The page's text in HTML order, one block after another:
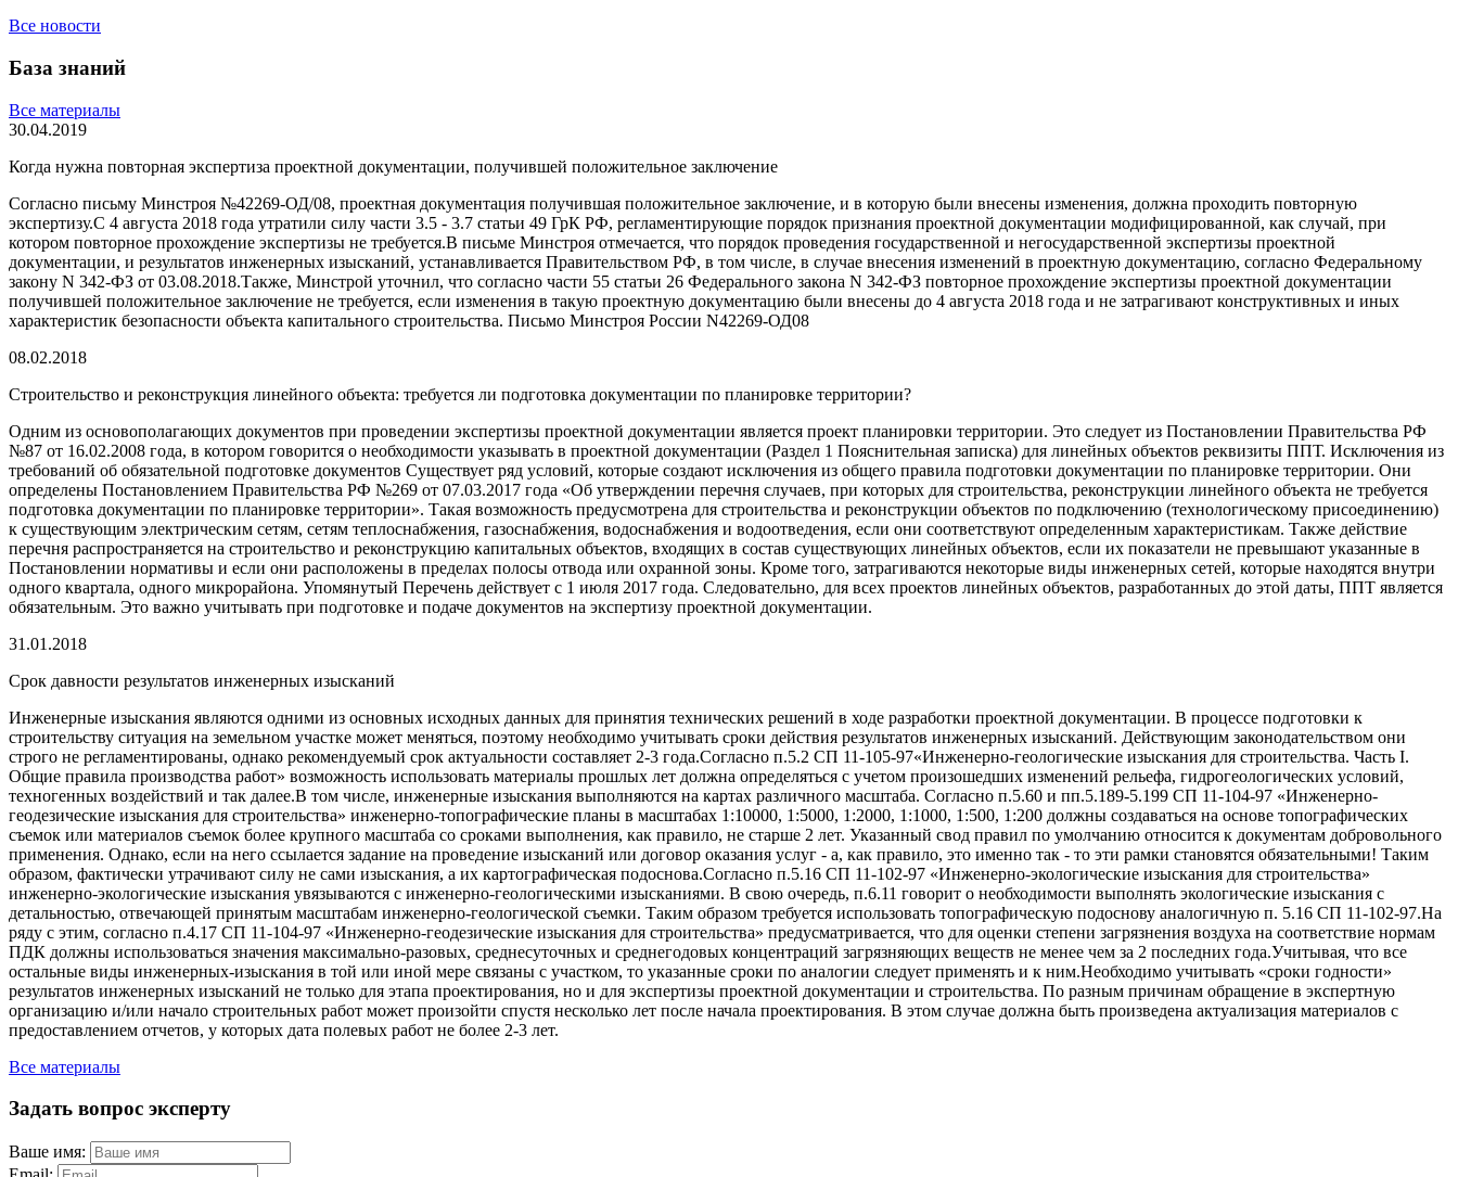
Все новости
База знаний
Все материалы
30.04.2019
Когда нужна повторная экспертиза проектной документации, получившей положительное заключение
Согласно письму Минстроя №42269-ОД/08, проектная документация получившая положительное заключение, и в которую были внесены изменения, должна проходить повторную
экспертизу.С 4 августа 2018 года утратили силу части 3.5 - 3.7 статьи 49 ГрК РФ, регламентирующие порядок признания проектной документации модифицированной, как случай, при
котором повторное прохождение экспертизы не требуется.В письме Минстроя отмечается, что порядок проведения государственной и негосударственной экспертизы проектной
документации, и результатов инженерных изысканий, устанавливается Правительством РФ, в том числе, в случае внесения изменений в проектную документацию, согласно Федеральному
закону N 342-ФЗ от 03.08.2018.Также, Минстрой уточнил, что согласно части 55 статьи 26 Федерального закона N 342-ФЗ повторное прохождение экспертизы проектной документации
получившей положительное заключение не требуется, если изменения в такую проектную документацию были внесены до 4 августа 2018 года и не затрагивают конструктивных и иных
характеристик безопасности объекта капитального строительства. Письмо Минстроя России N42269-ОД08
08.02.2018
Строительство и реконструкция линейного объекта: требуется ли подготовка документации по планировке территории?
Одним из основополагающих документов при проведении экспертизы проектной документации является проект планировки территории. Это следует из Постановлении Правительства РФ
№87 от 16.02.2008 года, в котором говорится о необходимости указывать в проектной документации (Раздел 1 Пояснительная записка) для линейных объектов реквизиты ППТ. Исключения из
требований об обязательной подготовке документов Существует ряд условий, которые создают исключения из общего правила подготовки документации по планировке территории. Они
определены Постановлением Правительства РФ №269 от 07.03.2017 года «Об утверждении перечня случаев, при которых для строительства, реконструкции линейного объекта не требуется
подготовка документации по планировке территории». Такая возможность предусмотрена для строительства и реконструкции объектов по подключению (технологическому присоединению)
к существующим электрическим сетям, сетям теплоснабжения, газоснабжения, водоснабжения и водоотведения, если они соответствуют определенным характеристикам. Также действие
перечня распространяется на строительство и реконструкцию капитальных объектов, входящих в состав существующих линейных объектов, если их показатели не превышают указанные в
Постановлении нормативы и если они расположены в пределах полосы отвода или охранной зоны. Кроме того, затрагиваются некоторые виды инженерных сетей, которые находятся внутри
одного квартала, одного микрорайона. Упомянутый Перечень действует с 1 июля 2017 года. Следовательно, для всех проектов линейных объектов, разработанных до этой даты, ППТ является
обязательным. Это важно учитывать при подготовке и подаче документов на экспертизу проектной документации.
31.01.2018
Срок давности результатов инженерных изысканий
Инженерные изыскания являются одними из основных исходных данных для принятия технических решений в ходе разработки проектной документации. В процессе подготовки к
строительству ситуация на земельном участке может меняться, поэтому необходимо учитывать сроки действия результатов инженерных изысканий. Действующим законодательством они
строго не регламентированы, однако рекомендуемый срок актуальности составляет 2-3 года.Согласно п.5.2 СП 11-105-97«Инженерно-геологические изыскания для строительства. Часть I.
Общие правила производства работ» возможность использовать материалы прошлых лет должна определяться с учетом произошедших изменений рельефа, гидрогеологических условий,
техногенных воздействий и так далее.В том числе, инженерные изыскания выполняются на картах различного масштаба. Согласно п.5.60 и пп.5.189-5.199 СП 11-104-97 «Инженерно-
геодезические изыскания для строительства» инженерно-топографические планы в масштабах 1:10000, 1:5000, 1:2000, 1:1000, 1:500, 1:200 должны создаваться на основе топографических
съемок или материалов съемок более крупного масштаба со сроками выполнения, как правило, не старше 2 лет. Указанный свод правил по умолчанию относится к документам добровольного
применения. Однако, если на него ссылается задание на проведение изысканий или договор оказания услуг - а, как правило, это именно так - то эти рамки становятся обязательными! Таким
образом, фактически утрачивают силу не сами изыскания, а их картографическая подоснова.Согласно п.5.16 СП 11-102-97 «Инженерно-экологические изыскания для строительства»
инженерно-экологические изыскания увязываются с инженерно-геологическими изысканиями. В свою очередь, п.6.11 говорит о необходимости выполнять экологические изыскания с
детальностью, отвечающей принятым масштабам инженерно-геологической съемки. Таким образом требуется использовать топографическую подоснову аналогичную п. 5.16 СП 11-102-97.На
ряду с этим, согласно п.4.17 СП 11-104-97 «Инженерно-геодезические изыскания для строительства» предусматривается, что для оценки степени загрязнения воздуха на соответствие нормам
ПДК должны использоваться значения максимально-разовых, среднесуточных и среднегодовых концентраций загрязняющих веществ не менее чем за 2 последних года.Учитывая, что все
остальные виды инженерных-изыскания в той или иной мере связаны с участком, то указанные сроки по аналогии следует применять и к ним.Необходимо учитывать «сроки годности»
результатов инженерных изысканий не только для этапа проектирования, но и для экспертизы проектной документации и строительства. По разным причинам обращение в экспертную
организацию и/или начало строительных работ может произойти спустя несколько лет после начала проектирования. В этом случае должна быть произведена актуализация материалов с
предоставлением отчетов, у которых дата полевых работ не более 2-3 лет.
Все материалы
Задать вопрос эксперту
Ваше имя: